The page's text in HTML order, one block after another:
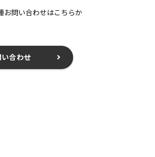
お問い合わせはこちらか
い合わせ